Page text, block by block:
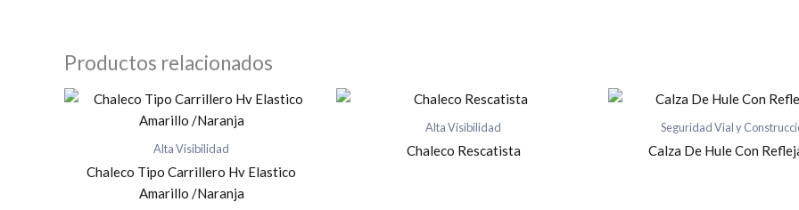
Productos relacionados
Alta Visibilidad
Chaleco Tipo Carrillero Hv Elastico
Amarillo /Naranja
Alta Visibilidad
Chaleco Rescatista
Seguridad Vial y
Calza De Hule Con